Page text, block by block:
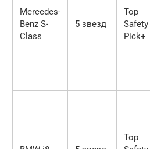
Mercedes-
Benz S-
Class
5 звезд
Top
Safety
Pick+
Top